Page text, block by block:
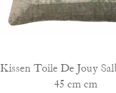
Kissen Toile De Jouy
45 cm cm